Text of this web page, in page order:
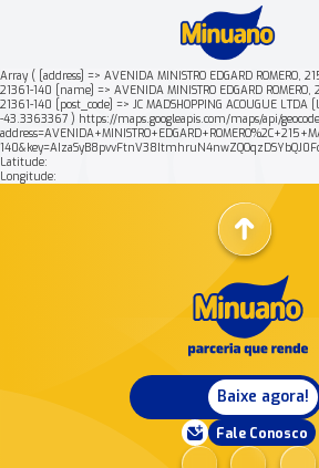
Array ( [address] => AVENIDA MINISTRO EDGARD ROMERO,
21361-140 [name] => AVENIDA MINISTRO EDGARD ROMERO,
21361-140 [post_code] => JC MADSHOPPING ACOUGUE
-43.3363367 ) https://maps.googleapis.com/maps/api/
Latitude:
Longitude:
Baixe agora!
Fale Conosco
Mais buscados: Produtos
Nossa história